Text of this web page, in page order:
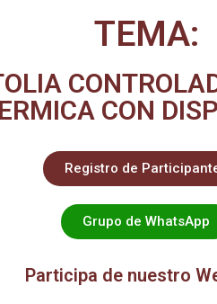
TEMA:
CON
Registro de
Grupo de WhatsApp
Participa de nuestro